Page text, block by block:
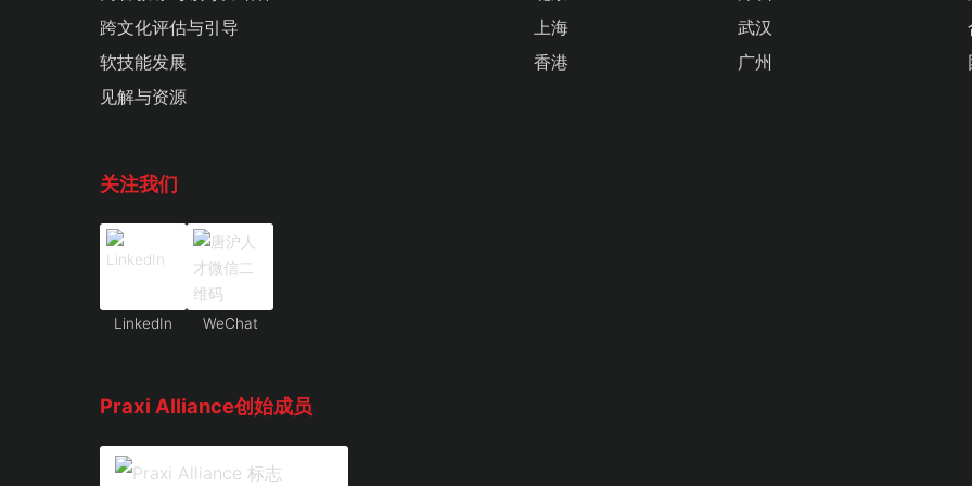
跨文化评估与引导
软技能发展
见解与资源
上海
香港
武汉
广州
关注我们
LinkedIn WeChat
Praxi Alliance创始成员